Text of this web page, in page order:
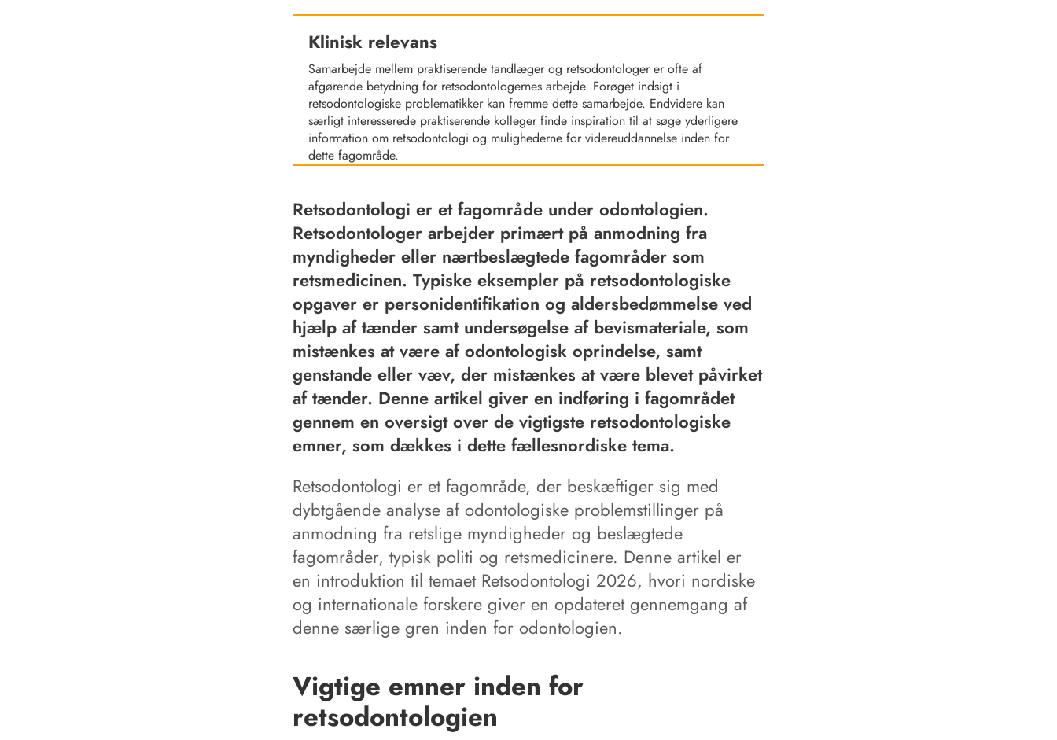
Klinisk relevans
Samarbejde mellem praktiserende tandlæger og retsodontologer er ofte af
afgørende betydning for retsodontologernes arbejde. Forøget indsigt i
retsodontologiske problematikker kan fremme dette samarbejde. Endvidere kan
særligt interesserede praktiserende kolleger finde inspiration til at søge yderligere
information om retsodontologi og mulighederne for videreuddannelse inden for
dette fagområde.
Retsodontologi er et fagområde under odontologien.
Retsodontologer arbejder primært på anmodning fra
myndigheder eller nærtbeslægtede fagområder som
retsmedicinen. Typiske eksempler på retsodontologiske
opgaver er personidentifikation og aldersbedømmelse ved
hjælp af tænder samt undersøgelse af bevismateriale, som
mistænkes at være af odontologisk oprindelse, samt
genstande eller væv, der mistænkes at være blevet påvirket
af tænder. Denne artikel giver en indføring i fagområdet
gennem en oversigt over de vigtigste retsodontologiske
emner, som dækkes i dette fællesnordiske tema.
Retsodontologi er et fagområde, der beskæftiger sig med
dybtgående analyse af odontologiske problemstillinger på
anmodning fra retslige myndigheder og beslægtede
fagområder, typisk politi og retsmedicinere. Denne artikel er
en introduktion til temaet Retsodontologi 2026, hvori nordiske
og internationale forskere giver en opdateret gennemgang af
denne særlige gren inden for odontologien.
Vigtige emner inden for
retsodontologien